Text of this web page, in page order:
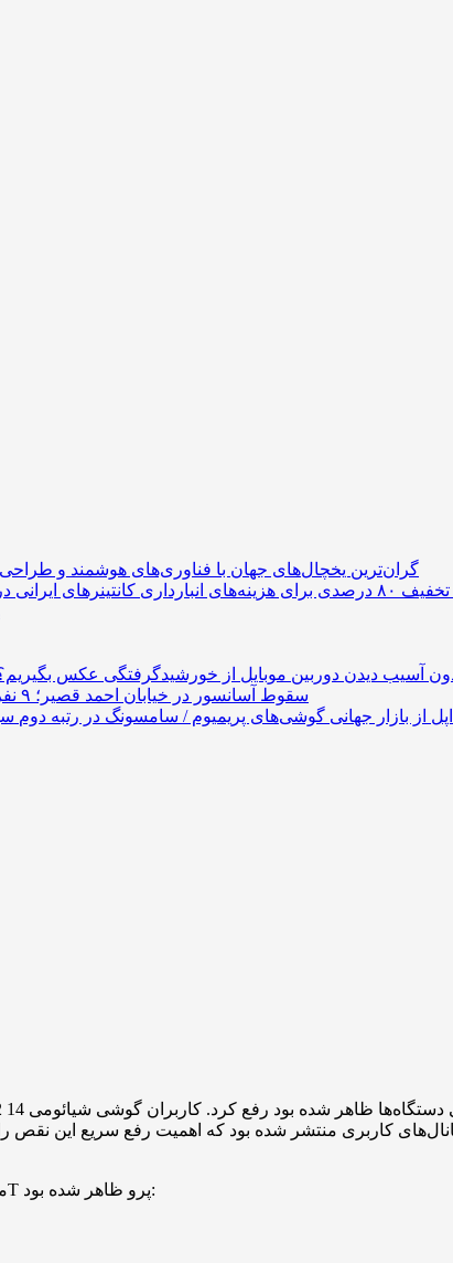
گران‌ترین یخچال‌های جهان با فناوری‌های هوشمند و
انبارداری
آسیب دیدن دوربین موبایل از خورشیدگرفتگی عکس
سقوط آسانسور در خیابان احمد قصیر؛ ۹ نفر مصدوم شدند
از بازار جهانی گوشی‌های پریمیوم / سامسونگ در رتبه دوم
کاربری منتشر شده بود که اهمیت رفع سریع این نقص
مشکل نمایش سلامت باتری به‌طور خاص در دو نسخه‌ی خاص از فرم‌ور شیائومی 14T پرو ظاهر شده بود: